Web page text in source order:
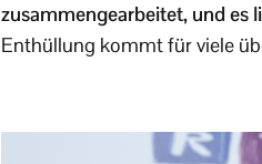
zusammengearbeitet, und es
Enthüllung kommt für viele